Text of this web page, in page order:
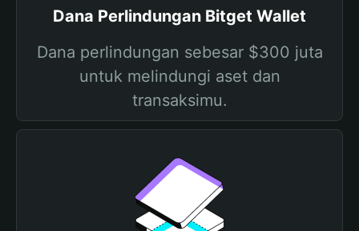
Dana Perlindungan Bitget Wallet
Dana perlindungan sebesar $300 juta
untuk melindungi aset dan
transaksimu.